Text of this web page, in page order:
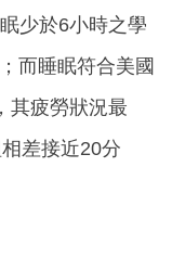
少於6小時之學
而睡眠符合美國
其疲勞狀況最
差接近20分